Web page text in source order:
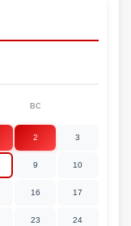
ВС
2 3
9 10
16 17
23 24